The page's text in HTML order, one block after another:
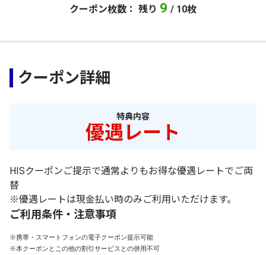
クーポン枚数： 残り 9 / 10枚
クーポン詳細
特典内容
優遇レート
HISクーポンご提示で通常よりもお得な優遇レートでご両
替
※優遇レートは現金払い時のみご利用いただけます。
ご利用条件・注意事項
※携帯・スマートフォンの電子クーポン提示可能
※本クーポンとこの他の割引サービスとの併用不可